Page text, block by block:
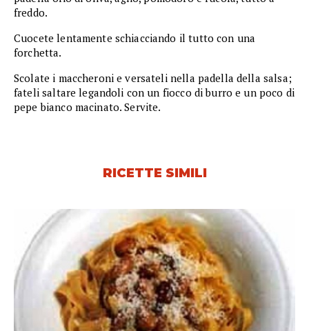
freddo.
Cuocete lentamente schiacciando il tutto con una
forchetta.
Scolate i maccheroni e versateli nella padella della salsa;
fateli saltare legandoli con un fiocco di burro e un poco di
pepe bianco macinato. Servite.
RICETTE SIMILI